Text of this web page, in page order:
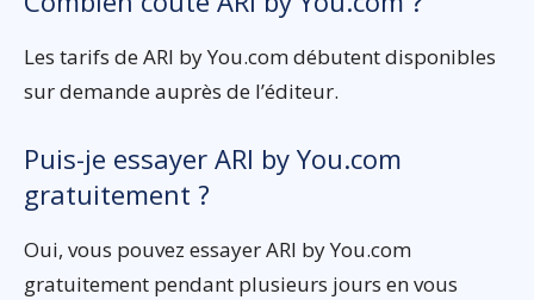
Les tarifs de ARI by You.com débutent disponibles
sur demande auprès de l’éditeur.
Puis-je essayer ARI by You.com
gratuitement ?
Oui, vous pouvez essayer ARI by You.com
gratuitement pendant plusieurs jours en vous